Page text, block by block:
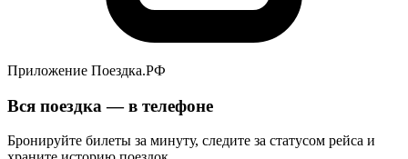
Приложение Поездка.РФ
Вся поездка — в телефоне
Бронируйте билеты за минуту, следите за статусом рейса и